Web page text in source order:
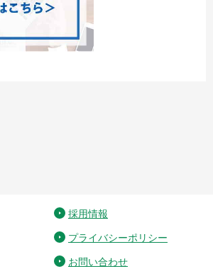
採用情報
プライバシーポリシー
お問い合わせ